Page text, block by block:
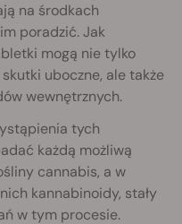
na środkach
poradzić. Jak
mogą nie tylko
uboczne, ale także
wewnętrznych.
tych
każdą możliwą
cannabis, a w
kannabinoidy, stały
w tym procesie.